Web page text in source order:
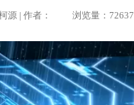
源 | 作者： 浏览量：72637